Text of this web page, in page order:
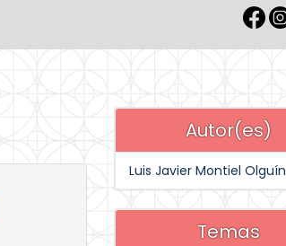
Autor(es)
Luis Javier Montiel Olguín
Temas